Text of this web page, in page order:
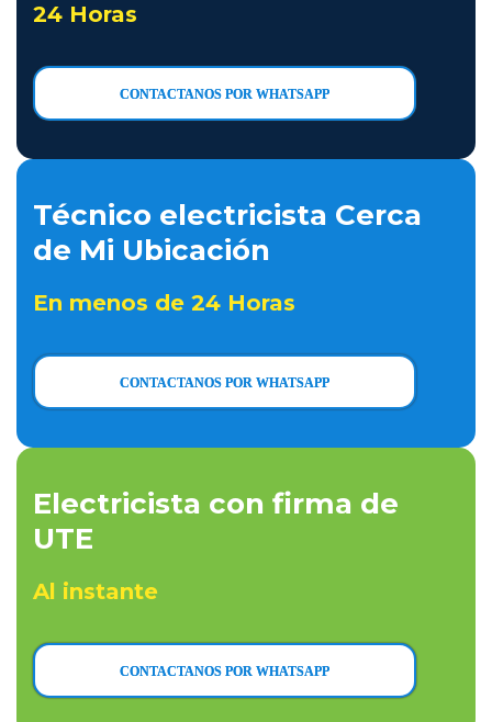
24 Horas
CONTACTANOS POR WHATSAPP
Técnico electricista Cerca
de Mi Ubicación
En menos de 24 Horas
CONTACTANOS POR WHATSAPP
Electricista con firma de
UTE
Al instante
CONTACTANOS POR WHATSAPP